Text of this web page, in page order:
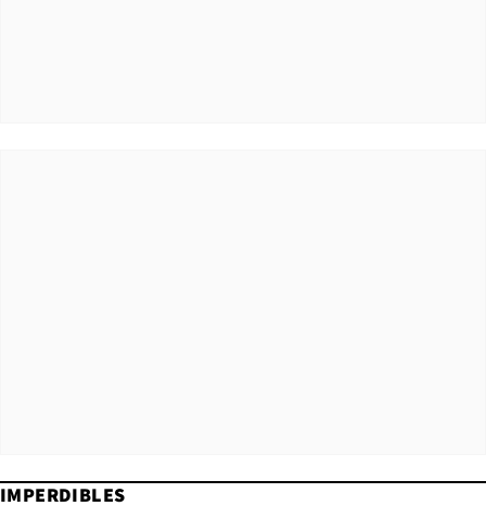
IMPERDIBLES